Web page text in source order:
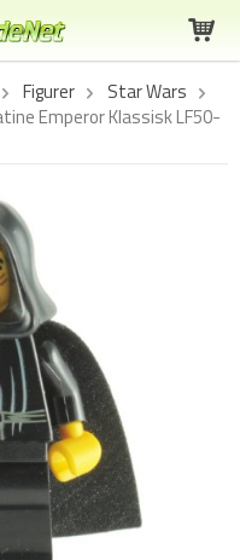
Figurer
Star Wars
Emperor Klassisk LF50-